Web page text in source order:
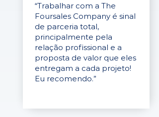
“Trabalhar com a The
Foursales Company é sinal
de parceria total,
principalmente pela
relação profissional e a
proposta de valor que eles
entregam a cada projeto!
Eu recomendo.”